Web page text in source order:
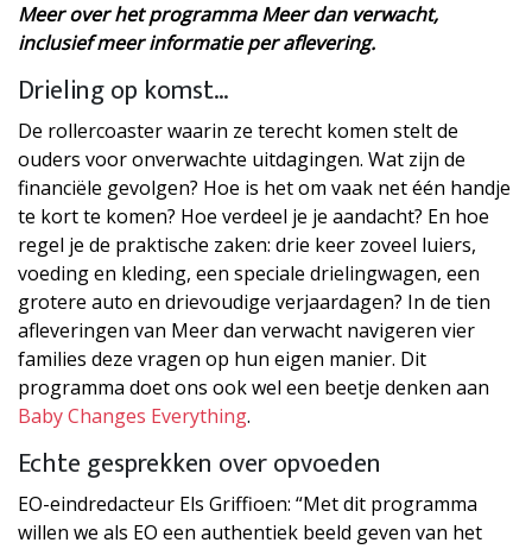
Meer over het programma Meer dan verwacht,
inclusief meer informatie per aflevering.
Drieling op komst…
De rollercoaster waarin ze terecht komen stelt de
ouders voor onverwachte uitdagingen. Wat zijn de
financiële gevolgen? Hoe is het om vaak net één handje
te kort te komen? Hoe verdeel je je aandacht? En hoe
regel je de praktische zaken: drie keer zoveel luiers,
voeding en kleding, een speciale drielingwagen, een
grotere auto en drievoudige verjaardagen? In de tien
afleveringen van Meer dan verwacht navigeren vier
families deze vragen op hun eigen manier. Dit
programma doet ons ook wel een beetje denken aan
Baby Changes Everything.
Echte gesprekken over opvoeden
EO-eindredacteur Els Griffioen: “Met dit programma
willen we als EO een authentiek beeld geven van het